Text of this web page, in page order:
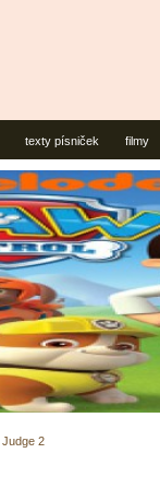
texty písniček filmy
Judge 2